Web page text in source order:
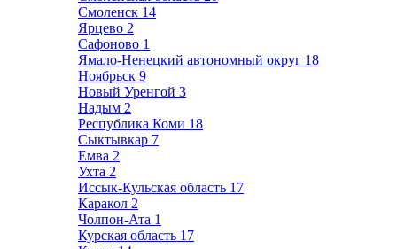
Смоленск 14
Ярцево 2
Сафоново 1
Ямало-Ненецкий автономный округ 18
Ноябрьск 9
Новый Уренгой 3
Надым 2
Республика Коми 18
Сыктывкар 7
Емва 2
Ухта 2
Иссык-Кульская область 17
Каракол 2
Чолпон-Ата 1
Курская область 17